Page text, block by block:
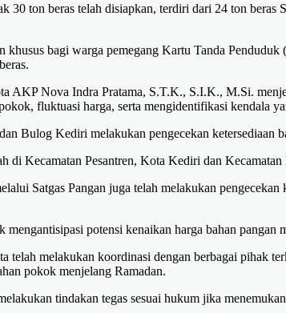
30 ton beras telah disiapkan, terdiri dari 24 ton beras
khusus bagi warga pemegang Kartu Tanda
AKP Nova Indra Pratama, S.T.K., S.I.K., M.Si.
fluktuasi harga, serta mengidentifikasi kendala
Bulog Kediri melakukan pengecekan ketersediaan
di Kecamatan Pesantren, Kota Kediri dan
Satgas Pangan juga telah melakukan
mengantisipasi potensi kenaikan harga bahan pangan
telah melakukan koordinasi dengan berbagai pihak
pokok menjelang Ramadan.
tindakan tegas sesuai hukum jika